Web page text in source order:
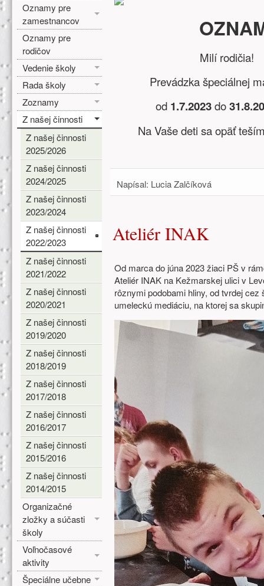
Oznamy pre
zamestnancov
Oznamy pre
rodičov
Vedenie školy
Rada školy
Zoznamy
Z našej činnosti
Z našej činnosti
2025/2026
Z našej činnosti
2024/2025
Z našej činnosti
2023/2024
Z našej činnosti
2022/2023
Z našej činnosti
2021/2022
Z našej činnosti
2020/2021
Z našej činnosti
2019/2020
Z našej činnosti
2018/2019
Z našej činnosti
2017/2018
Z našej činnosti
2016/2017
Z našej činnosti
2015/2016
Z našej činnosti
2014/2015
Organizačné
zložky a súčasti
školy
Voľnočasové
aktivity
Špeciálne učebne
Milí rodičia!
Prevádzka špeciálnej
od 1.7.2023do
Na Vaše deti sa opäť
Napísal: Lucia Zalčíková
Ateliér INAK
Od marca do júna 2023 žiaci PŠ v
Ateliér INAK na Kežmarskej ulici v
rôznymi podobami hliny, od tvrdej
umeleckú mediáciu, na ktorej sa